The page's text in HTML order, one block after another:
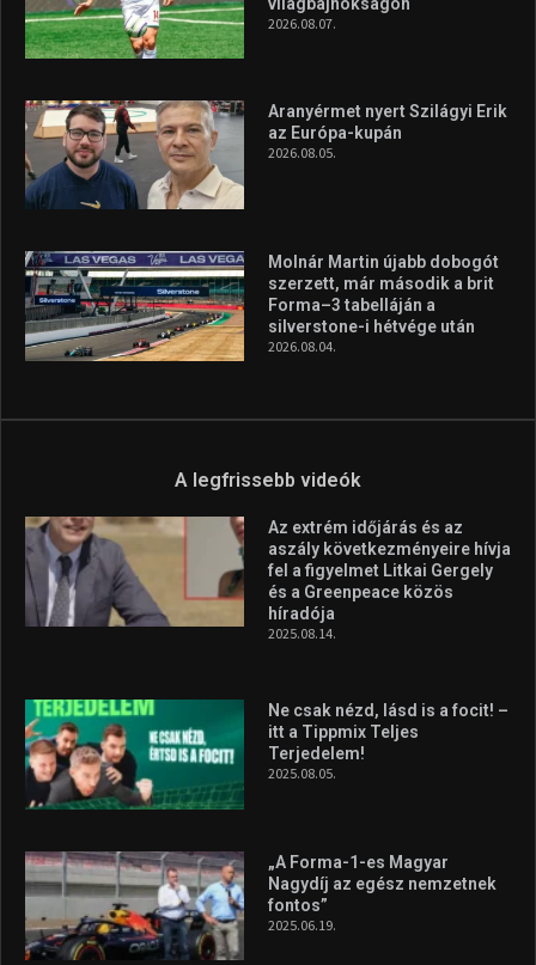
2026.08.07.
Aranyérmet nyert Szilágyi Erik
az Európa-kupán
2026.08.05.
Molnár Martin újabb dobogót
szerzett, már második a brit
Forma–3 tabelláján a
silverstone-i hétvége után
2026.08.04.
A legfrissebb videók
Az extrém időjárás és az
aszály következményeire hívja
fel a figyelmet Litkai Gergely
és a Greenpeace közös
híradója
2025.08.14.
Ne csak nézd, lásd is a focit! –
itt a Tippmix Teljes
Terjedelem!
2025.08.05.
„A Forma-1-es Magyar
Nagydíj az egész nemzetnek
fontos”
2025.06.19.